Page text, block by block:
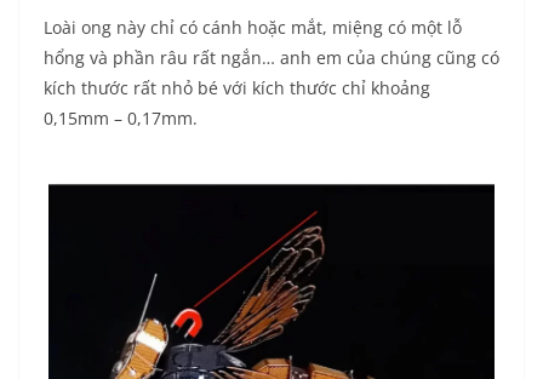
Loài ong này chỉ có cánh hoặc mắt, miệng có một lỗ
hổng và phần râu rất ngắn… anh em của chúng cũng có
kích thước rất nhỏ bé với kích thước chỉ khoảng
0,15mm – 0,17mm.